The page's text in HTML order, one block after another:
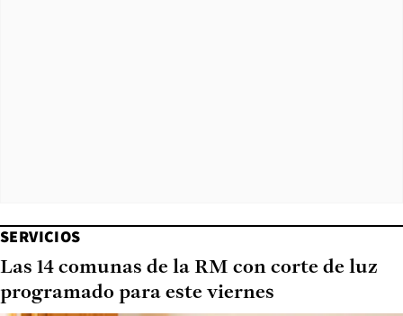
SERVICIOS
Las 14 comunas de la RM con corte de luz
programado para este viernes